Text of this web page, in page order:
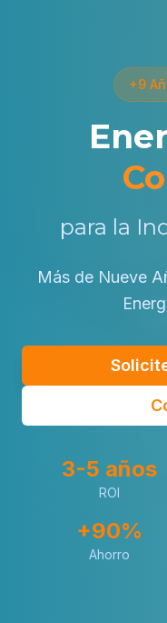
+9
para la
Más de Nueve
3-5 años
ROI
+90%
Ahorro